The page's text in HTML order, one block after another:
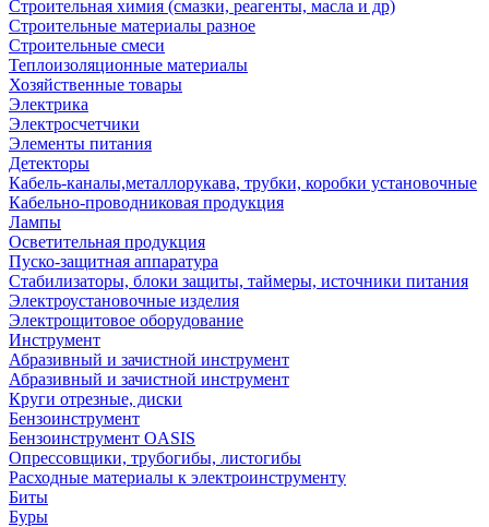
Строительная химия (смазки, реагенты, масла и др)
Строительные материалы разное
Строительные смеси
Теплоизоляционные материалы
Хозяйственные товары
Электрика
Электросчетчики
Элементы питания
Детекторы
Кабель-каналы,металлорукава, трубки, коробки установочные
Кабельно-проводниковая продукция
Лампы
Осветительная продукция
Пуско-защитная аппаратура
Стабилизаторы, блоки защиты, таймеры, источники питания
Электроустановочные изделия
Электрощитовое оборудование
Инструмент
Абразивный и зачистной инструмент
Абразивный и зачистной инструмент
Круги отрезные, диски
Бензоинструмент
Бензоинструмент OASIS
Опрессовщики, трубогибы, листогибы
Расходные материалы к электроинструменту
Биты
Буры